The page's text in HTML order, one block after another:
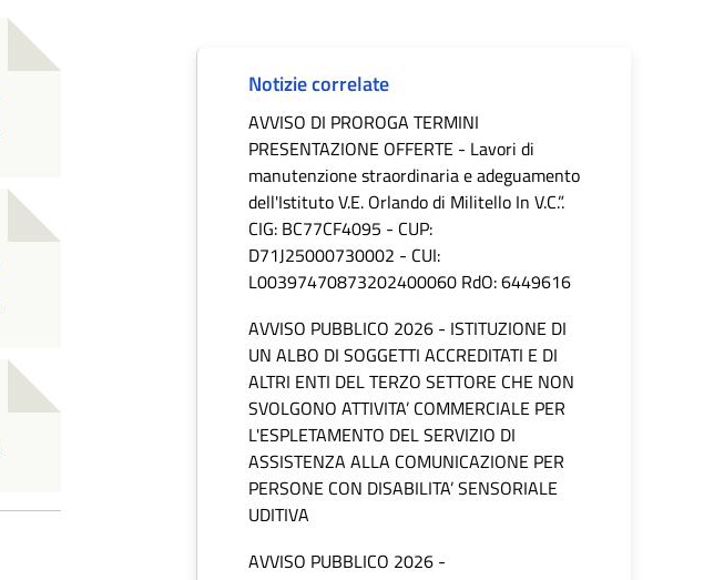
Notizie correlate
AVVISO DI PROROGA TERMINI
PRESENTAZIONE OFFERTE - Lavori di
manutenzione straordinaria e adeguamento
dell'Istituto V.E. Orlando di Militello In V.C.”.
CIG: BC77CF4095 - CUP:
D71J25000730002 - CUI:
L00397470873202400060 RdO: 6449616
AVVISO PUBBLICO 2026 - ISTITUZIONE DI
UN ALBO DI SOGGETTI ACCREDITATI E DI
ALTRI ENTI DEL TERZO SETTORE CHE NON
SVOLGONO ATTIVITA’ COMMERCIALE PER
L'ESPLETAMENTO DEL SERVIZIO DI
ASSISTENZA ALLA COMUNICAZIONE PER
PERSONE CON DISABILITA’ SENSORIALE
UDITIVA
AVVISO PUBBLICO 2026 -